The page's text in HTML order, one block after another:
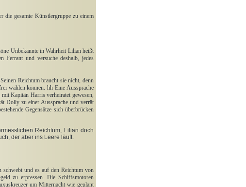
die gesamte Künstlergruppe zu einem
Unbekannte in Wahrheit Lilian heißt
Ferrant und versuche deshalb, jedes
Reichtum braucht sie nicht, denn
wählen können. hhEine Aussprache
Kapitän Harris verheiratet gewesen,
Dolly zu einer Aussprache und verrät
Gegensätze sich überbrücken
Reichtum, Lilian doch
der aber ins Leere läuft.
schwebt und es auf den Reichtum von
zu erpressen. Die Schiffsmotoren
um Mitternacht wie geplant